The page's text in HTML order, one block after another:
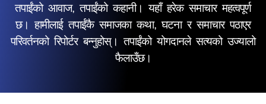
तपाईंको आवाज, तपाईंको कहानी। यहाँ हरेक समाचार महत्वपूर्ण
छ। हामीलाई तपाईंकै समाजका कथा, घटना र समाचार पठाएर
परिवर्तनको रिपोर्टर बन्नुहोस्। तपाईंको योगदानले सत्यको उज्यालो
फैलाउँछ।